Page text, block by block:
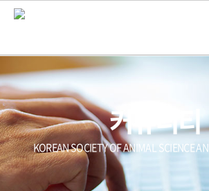
커뮤니티
KOREAN SOCIETY OF ANIMAL SCIENCE